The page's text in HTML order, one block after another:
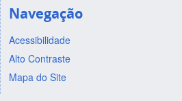
Navegação
Acessibilidade
Alto Contraste
Mapa do Site